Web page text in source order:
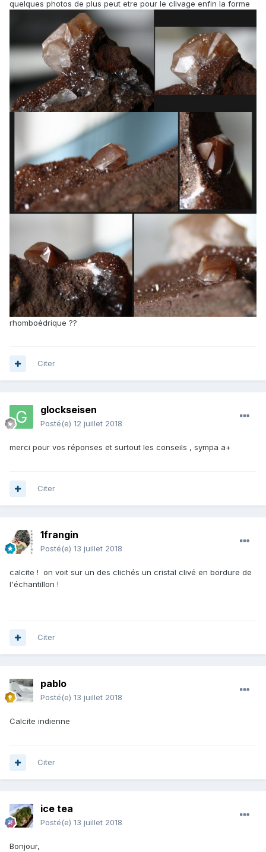
quelques photos de plus peut etre pour le clivage enfin la forme
rhomboédrique ??
Citer
glockseisen
Posté(e) 12 juillet 2018
merci pour vos réponses et surtout les conseils , sympa a+
Citer
1frangin
Posté(e) 13 juillet 2018
calcite ! on voit sur un des clichés un cristal clivé en bordure de
l'échantillon !
Citer
pablo
Posté(e) 13 juillet 2018
Calcite indienne
Citer
ice tea
Posté(e) 13 juillet 2018
Bonjour,